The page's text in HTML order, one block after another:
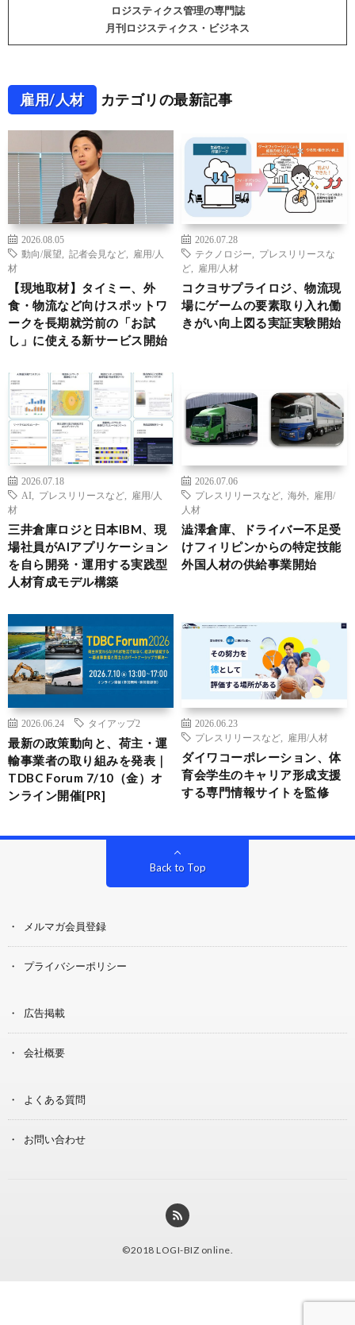
ロジスティクス管理の専門誌
月刊ロジスティクス・ビジネス
雇用/人材 カテゴリの最新記事
2026.08.05
動向/展望
記者会見など
雇用/人
材
【現地取材】タイミー、外
食・物流など向けスポットワ
ークを長期就労前の「お試
し」に使える新サービス開始
2026.07.28
テクノロジー
プレスリリースな
ど
雇用/人材
コクヨサプライロジ、物流現
場にゲームの要素取り入れ働
きがい向上図る実証実験開始
2026.07.18
AI
プレスリリースなど
雇用/人
材
三井倉庫ロジと日本IBM、現
場社員がAIアプリケーション
を自ら開発・運用する実践型
人材育成モデル構築
2026.07.06
プレスリリースなど
海外
雇用/
人材
澁澤倉庫、ドライバー不足受
けフィリピンからの特定技能
外国人材の供給事業開始
2026.06.24 タイアップ2
最新の政策動向と、荷主・運
輸事業者の取り組みを発表｜
TDBC Forum 7/10（金）オ
ンライン開催[PR]
2026.06.23
プレスリリースなど
雇用/人材
ダイワコーポレーション、体
育会学生のキャリア形成支援
する専門情報サイトを監修
Back to Top
メルマガ会員登録
プライバシーポリシー
広告掲載
会社概要
よくある質問
お問い合わせ
©2018 LOGI-BIZ online